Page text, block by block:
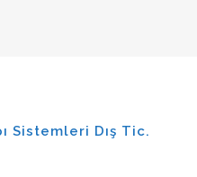
Sistemleri Dış Tic.